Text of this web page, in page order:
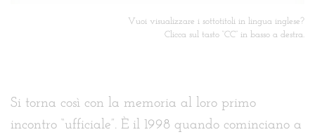
Vuoi visualizzare i sottotitoli in lingua inglese?
Clicca sul tasto “CC” in basso a destra.
Si torna così con la memoria al loro primo
incontro “ufficiale”. È il 1998 quando cominciano a